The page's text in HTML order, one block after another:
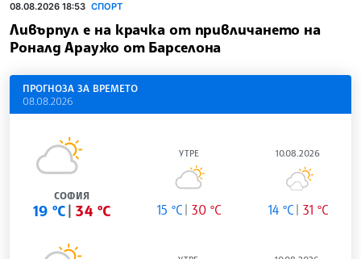
08.08.2026 18:53 СПОРТ
Ливърпул е на крачка от привличането на
Роналд Араужо от Барселона
ПРОГНОЗА ЗА ВРЕМЕТО
08.08.2026
СОФИЯ
19 °C 34 °C
УТРЕ
15 °C 30 °C
10.08.2026
14 °C 31 °C